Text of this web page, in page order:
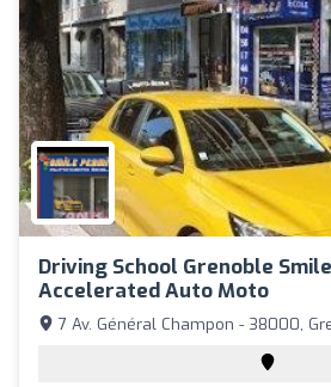
Driving School Grenoble
Accelerated Auto Moto
7 Av. Général Champon - 38000,